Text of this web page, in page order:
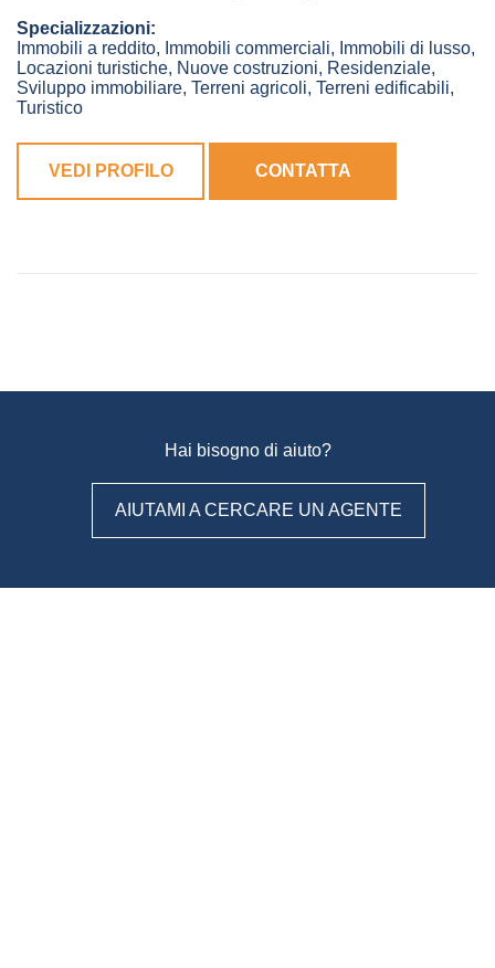
Specializzazioni:
Immobili a reddito, Immobili commerciali, Immobili di lusso,
Locazioni turistiche, Nuove costruzioni, Residenziale,
Sviluppo immobiliare, Terreni agricoli, Terreni edificabili,
Turistico
VEDI PROFILO CONTATTA
Hai bisogno di aiuto?
AIUTAMI A CERCARE UN AGENTE